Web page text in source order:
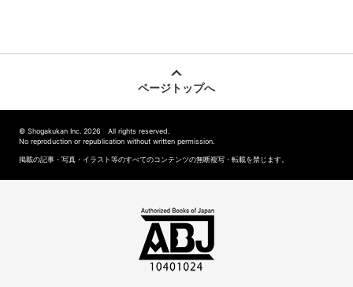
ページトップへ
© Shogakukan Inc. 2026 All rights reserved.
No reproduction or republication without written permission.
掲載の記事・写真・イラスト等のすべてのコンテンツの無断複写・転載を禁じます。